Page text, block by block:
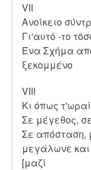
VΙΙ
Ανοίκειο
Γι'αυτό -το
Ένα Σχήμα
ξεκομμένο
VΙΙΙ
Κι όπως
Σε μέγεθος,
Σε απόσταση,
μεγάλωνε
[μαζί